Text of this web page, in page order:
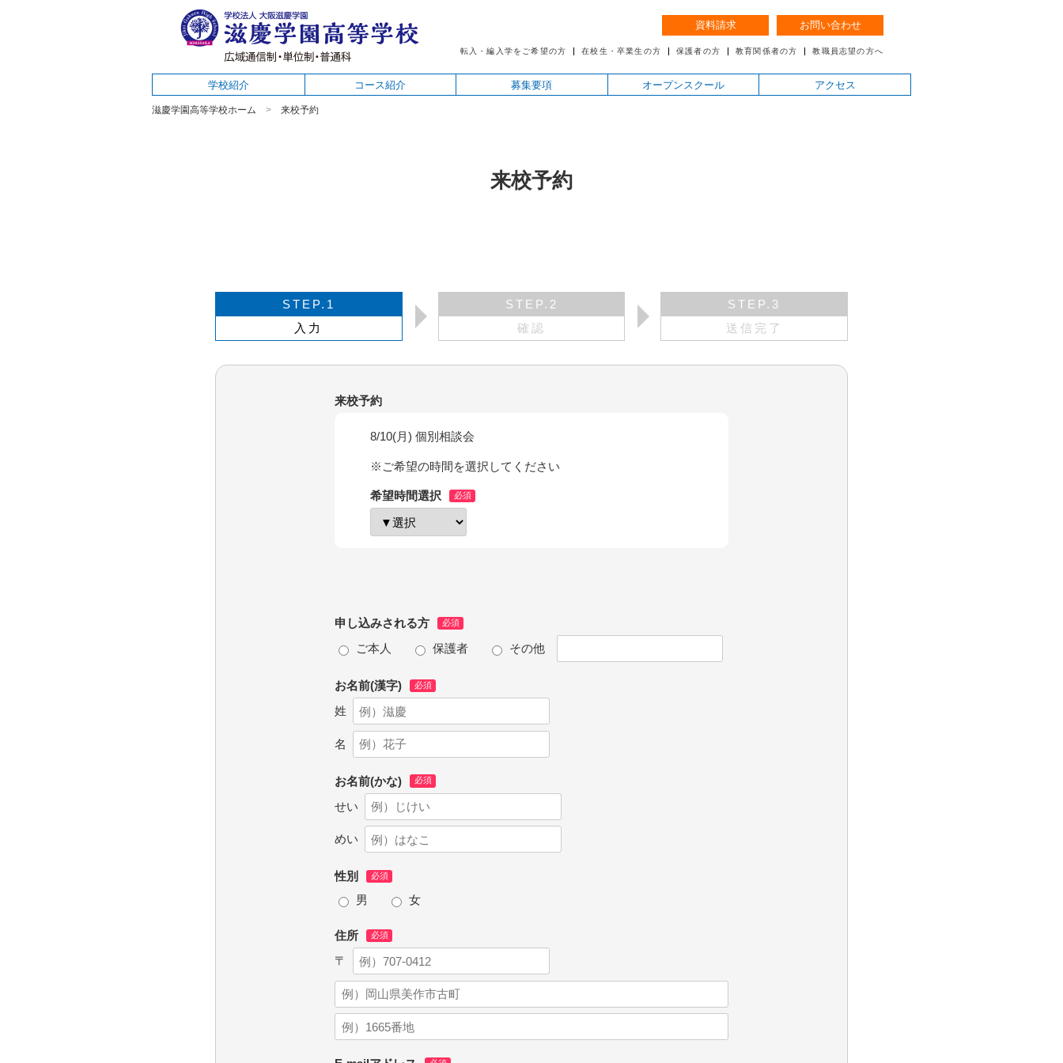
資料請求 お問い合わせ
転入・編入学をご希望の方 在校生・卒業生の方 保護者の方 教育関係者の方 教職員志望の方へ
学校紹介 コース紹介 募集要項 オープンスクール アクセス
滋慶学園高等学校ホーム 来校予約
来校予約
STEP.1
入力
STEP.2
確認
STEP.3
送信完了
来校予約
8/10(月) 個別相談会
※ご希望の時間を選択してください
希望時間選択
申し込みされる方
ご本人
保護者 その他
お名前(漢字)
姓
名
お名前(かな)
せい
めい
性別
男
女
住所
〒